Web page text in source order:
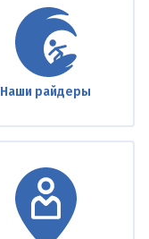
Наши райдеры